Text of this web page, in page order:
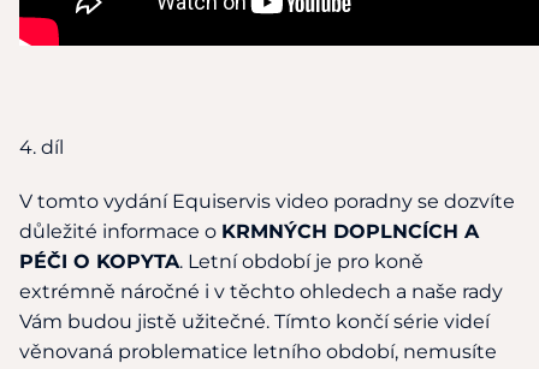
4. díl
V tomto vydání Equiservis video poradny se dozvíte
důležité informace o KRMNÝCH DOPLNCÍCH A
PÉČI O KOPYTA. Letní období je pro koně
extrémně náročné i v těchto ohledech a naše rady
Vám budou jistě užitečné. Tímto končí série videí
věnovaná problematice letního období, nemusíte